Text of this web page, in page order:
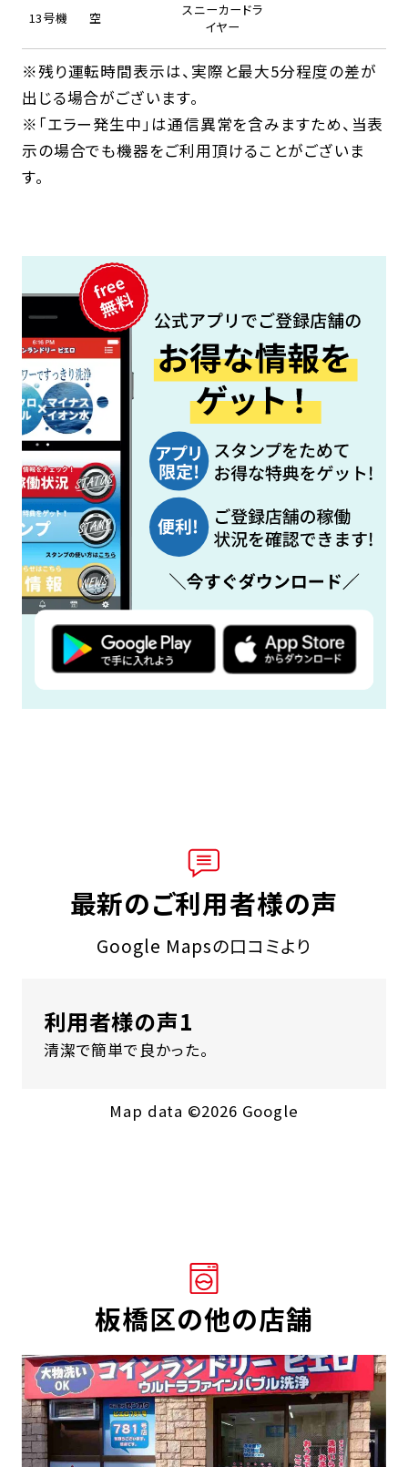
13号機 空
スニーカードラ
イヤー
※残り運転時間表示は、実際と最大5分程度の差が
出じる場合がございます。
※「エラー発生中」は通信異常を含みますため、当表
示の場合でも機器をご利用頂けることがございま
す。
最新のご利用者様の声
Google Mapsの口コミより
利用者様の声1
清潔で簡単で良かった。
Map data ©2026 Google
板橋区の他の店舗